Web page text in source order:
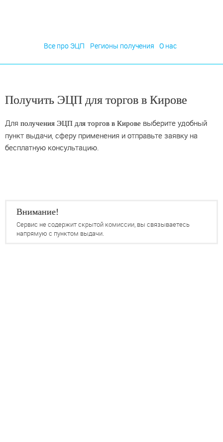
Все про ЭЦП Регионы получения О нас
Получить ЭЦП для торгов в Кирове
Для получения ЭЦП для торгов в Кирове выберите удобный
пункт выдачи, сферу применения и отправьте заявку на
бесплатную консультацию.
Внимание!
Сервис не содержит скрытой комиссии, вы связываетесь
напрямую с пунктом выдачи.